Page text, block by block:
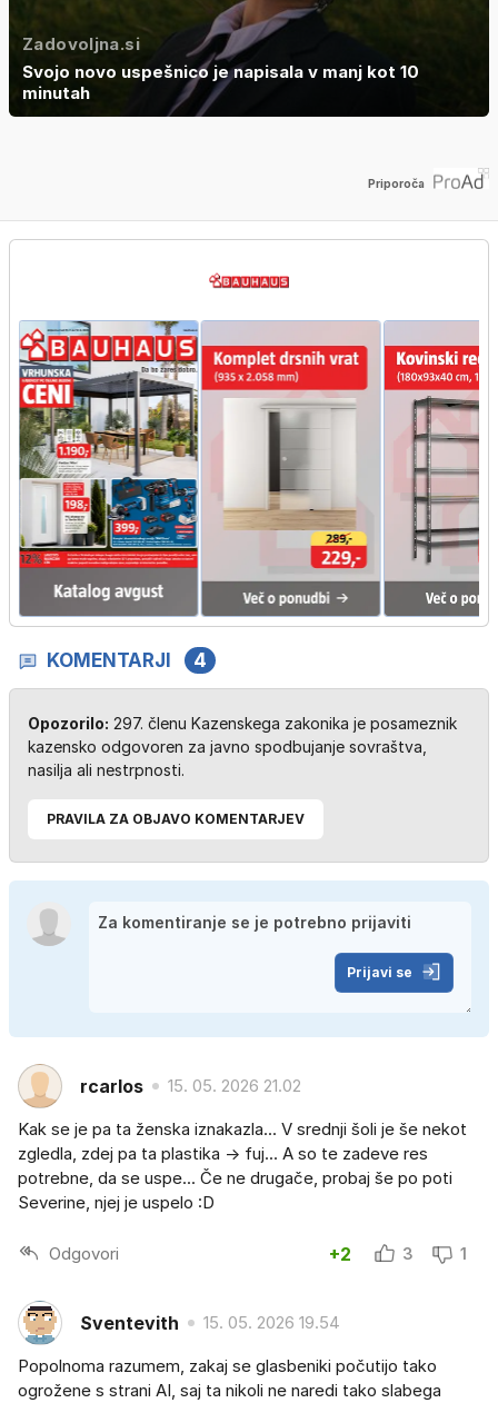
Zadovoljna.si
Svojo novo uspešnico je napisala v manj kot 10
minutah
Priporoča
KOMENTARJI 4
Opozorilo: 297. členu Kazenskega zakonika je posameznik
kazensko odgovoren za javno spodbujanje sovraštva,
nasilja ali nestrpnosti.
PRAVILA ZA OBJAVO KOMENTARJEV
Prijavi se
rcarlos 15. 05. 2026 21.02
Kak se je pa ta ženska iznakazla... V srednji šoli je še nekot
zgledla, zdej pa ta plastika -> fuj... A so te zadeve res
potrebne, da se uspe... Če ne drugače, probaj še po poti
Severine, njej je uspelo :D
Odgovori +2 3 1
Sventevith 15. 05. 2026 19.54
Popolnoma razumem, zakaj se glasbeniki počutijo tako
ogrožene s strani AI, saj ta nikoli ne naredi tako slabega